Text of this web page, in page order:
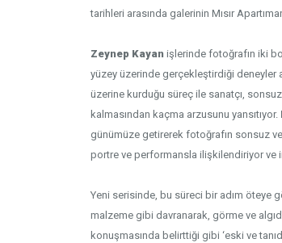
tarihleri arasında galerinin Mısır
Zeynep Kayan işlerinde fotoğrafın iki
yüzey üzerinde gerçekleştirdiği deneyler
üzerine kurduğu süreç ile sanatçı,
kalmasından kaçma arzusunu yansıtıyor.
günümüze getirerek fotoğrafın sonsuz
portre ve performansla ilişkilendiriyor ve
Yeni serisinde, bu süreci bir adım öteye
malzeme gibi davranarak, görme ve
konuşmasında belirttiği gibi ‘eski ve